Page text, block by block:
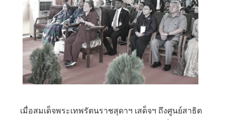
เมื่อสมเด็จพระเทพรัตนราชสุดาฯ เสด็จฯ ถึงศูนย์สาธิต